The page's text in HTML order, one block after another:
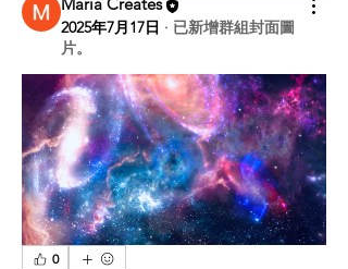
2025年7月17日 · 已新增群組封面圖
片。
0